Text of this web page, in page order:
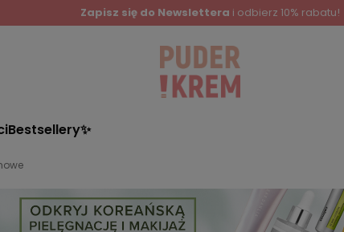
Zapisz się do Newslettera i odbierz 10% rabatu!
Bestsellery✨